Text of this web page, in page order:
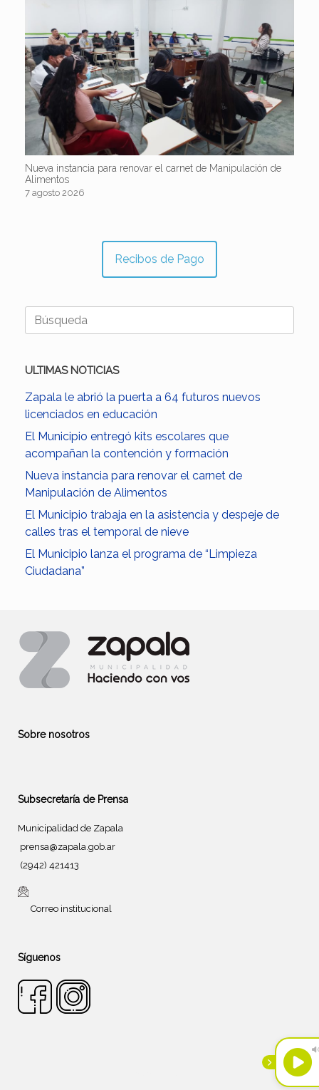
Nueva instancia para renovar el carnet de Manipulación de
Alimentos
7 agosto 2026
Recibos de Pago
Buscar:
ULTIMAS NOTICIAS
Zapala le abrió la puerta a 64 futuros nuevos
licenciados en educación
El Municipio entregó kits escolares que
acompañan la contención y formación
Nueva instancia para renovar el carnet de
Manipulación de Alimentos
El Municipio trabaja en la asistencia y despeje de
calles tras el temporal de nieve
El Municipio lanza el programa de “Limpieza
Ciudadana”
Sobre nosotros
Subsecretaría de Prensa
Municipalidad de Zapala
prensa@zapala.gob.ar
(2942) 421413
Correo institucional
Síguenos